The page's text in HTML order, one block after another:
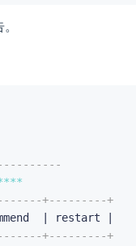
**
+---------+
+---------+